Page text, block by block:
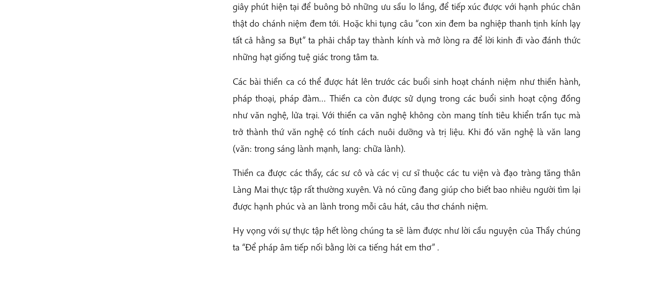
giây phút hiện tại để buông bỏ những ưu sầu lo lắng, để tiếp xúc được với hạnh phúc chân
thật do chánh niệm đem tới. Hoặc khi tụng câu “con xin đem ba nghiệp thanh tịnh kính lạy
tất cả hằng sa Bụt” ta phải chắp tay thành kính và mở lòng ra để lời kinh đi vào đánh thức
những hạt giống tuệ giác trong tâm ta.
Các bài thiền ca có thể được hát lên trước các buổi sinh hoạt chánh niệm như thiền hành,
pháp thoại, pháp đàm… Thiền ca còn được sử dụng trong các buổi sinh hoạt cộng đồng
như văn nghệ, lửa trại. Với thiền ca văn nghệ không còn mang tính tiêu khiển trần tục mà
trở thành thứ văn nghệ có tính cách nuôi dưỡng và trị liệu. Khi đó văn nghệ là văn lang
(văn: trong sáng lành mạnh, lang: chữa lành).
Thiền ca được các thầy, các sư cô và các vị cư sĩ thuộc các tu viện và đạo tràng tăng thân
Làng Mai thực tập rất thường xuyên. Và nó cũng đang giúp cho biết bao nhiêu người tìm lại
được hạnh phúc và an lành trong mỗi câu hát, câu thơ chánh niệm.
Hy vọng với sự thực tập hết lòng chúng ta sẽ làm được như lời cầu nguyện của Thầy chúng
ta “Để pháp âm tiếp nối bằng lời ca tiếng hát em thơ” .